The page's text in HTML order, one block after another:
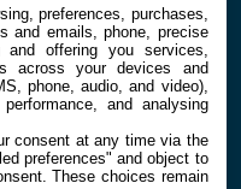
preferences, purchases,
and emails, phone, precise
and offering you services,
across your devices and
phone, audio, and video),
and analysing
consent at any time via the
preferences" and object to
These choices remain